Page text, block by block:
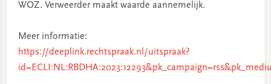
WOZ. Verweerder maakt waarde aannemelijk.
Meer informatie:
https://deeplink.rechtspraak.nl/uitspraak?